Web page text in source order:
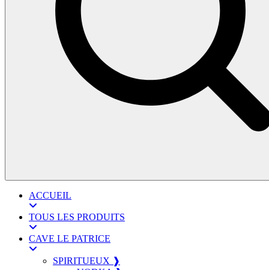
ACCUEIL
TOUS LES PRODUITS
CAVE LE PATRICE
SPIRITUEUX ❱